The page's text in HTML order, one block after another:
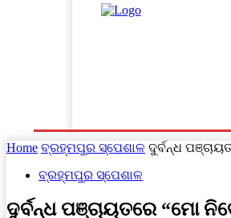
Home ବ୍ରହ୍ମପୁର ସ୍ପେଶାଳ ଦୁର୍ବନ୍ଧ
ବ୍ରହ୍ମପୁର ସ୍ପେଶାଳ
ଦୁର୍ବନ୍ଧ ପଞ୍ଚାୟତରେ “ମୋ